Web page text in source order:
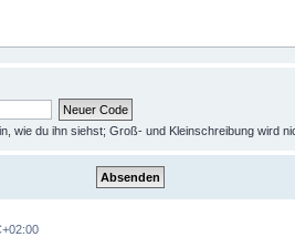
wie du ihn siehst; Groß- und Kleinschreibung wird